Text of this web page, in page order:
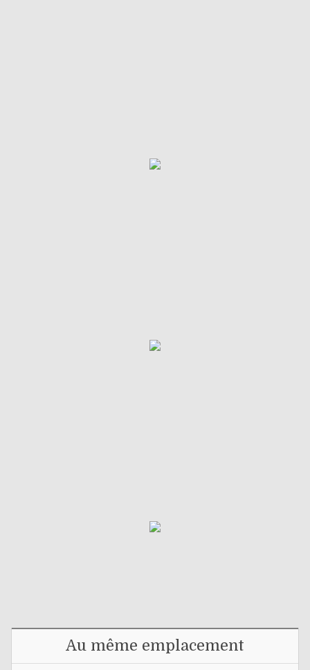
Au même emplacement